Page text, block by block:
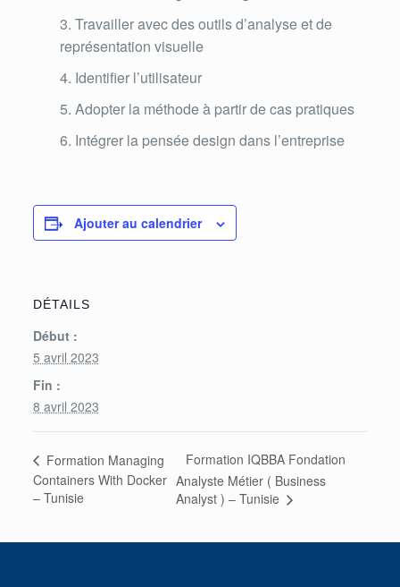
Travailler avec des outils d’analyse et de
représentation visuelle
Identifier l’utilisateur
Adopter la méthode à partir de cas pratiques
Intégrer la pensée design dans l’entreprise
Ajouter au calendrier
DÉTAILS
Début :
5 avril 2023
Fin :
8 avril 2023
Formation Managing
Containers With Docker
– Tunisie
Formation IQBBA Fondation
Analyste Métier ( Business
Analyst ) – Tunisie